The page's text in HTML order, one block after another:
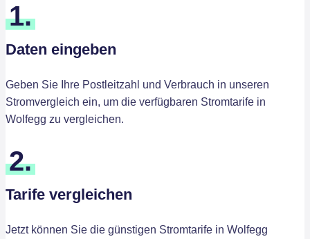
1.
Daten eingeben
Geben Sie Ihre Postleitzahl und Verbrauch in unseren
Stromvergleich ein, um die verfügbaren Stromtarife in
Wolfegg zu vergleichen.
2.
Tarife vergleichen
Jetzt können Sie die günstigen Stromtarife in Wolfegg